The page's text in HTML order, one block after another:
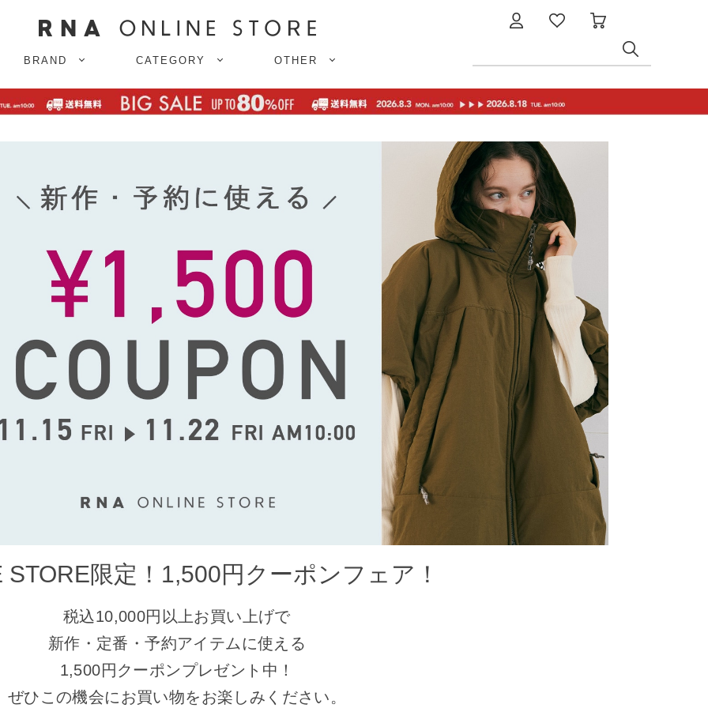
BRAND CATEGORY OTHER
STORE限定！1,500円クーポンフェア！
税込10,000円以上お買い上げで
新作・定番・予約アイテムに使える
1,500円クーポンプレゼント中！
ぜひこの機会にお買い物をお楽しみください。